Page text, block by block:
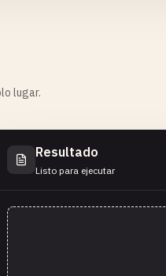
lugar.
Resultado
Listo para ejecutar